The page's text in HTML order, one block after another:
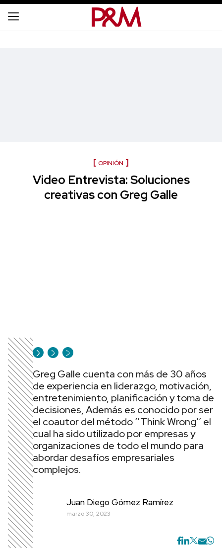
OPINIÓN
Video Entrevista: Soluciones
creativas con Greg Galle
Greg Galle cuenta con más de 30 años
de experiencia en liderazgo, motivación,
entretenimiento, planificación y toma de
decisiones, Además es conocido por ser
el coautor del método ‘’Think Wrong’’ el
cual ha sido utilizado por empresas y
organizaciones de todo el mundo para
abordar desafíos empresariales
complejos.
Juan Diego Gómez Ramírez
marzo 30, 2023